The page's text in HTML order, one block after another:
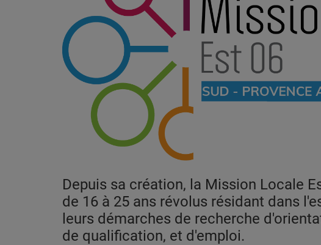
Team Building Radio
CÔTE D'AZUR
CIRCULATION EN TEMPS RÉEL
PODCASTS
Depuis sa création, la Mission Locale
de 16 à 25 ans révolus résidant dans
leurs démarches de recherche
de qualification, et d'emploi.